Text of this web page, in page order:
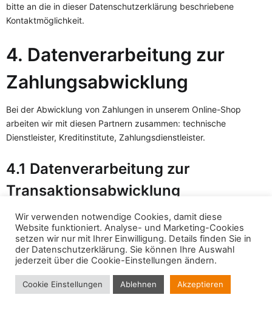
bitte an die in dieser Datenschutzerklärung beschriebene
Kontaktmöglichkeit.
4. Datenverarbeitung zur
Zahlungsabwicklung
Bei der Abwicklung von Zahlungen in unserem Online-Shop
arbeiten wir mit diesen Partnern zusammen: technische
Dienstleister, Kreditinstitute, Zahlungsdienstleister.
4.1 Datenverarbeitung zur
Transaktionsabwicklung
Je nach ausgewählter Zahlungsart geben wir die für die
Abwicklung der Zahlungstransaktion notwendigen Daten an
unsere technischen Dienstleister oder an die beauftragten
Kreditinstitute oder an den ausgewählten Zahlungsdienstleister
Dies dient der Vertragserfüllung gemäß Art. 6 Abs. 1 S. 1 lit. b
Wir verwenden notwendige Cookies, damit diese
Website funktioniert. Analyse- und Marketing-Cookies
setzen wir nur mit Ihrer Einwilligung. Details finden Sie in
der Datenschutzerklärung. Sie können Ihre Auswahl
jederzeit über die Cookie-Einstellungen ändern.
Cookie Einstellungen Ablehnen Akzeptieren